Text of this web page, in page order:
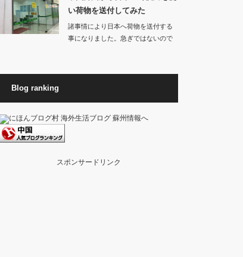
い荷物を送付してみた
諸事情により日本へ荷物を送付する
事になりました。急ぎではないので
Blog ranking
スポンサードリンク